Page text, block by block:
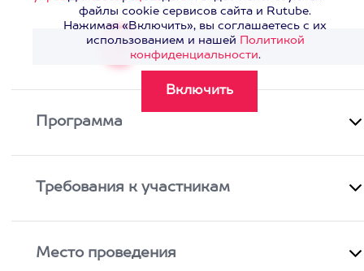
Смотреть видео>
файлы cookie сервисов сайта и Rutube.
Нажимая «Включить», вы соглашаетесь с их
использованием и нашей Политикой
конфиденциальности.
Программа
Требования к участникам
Место проведения